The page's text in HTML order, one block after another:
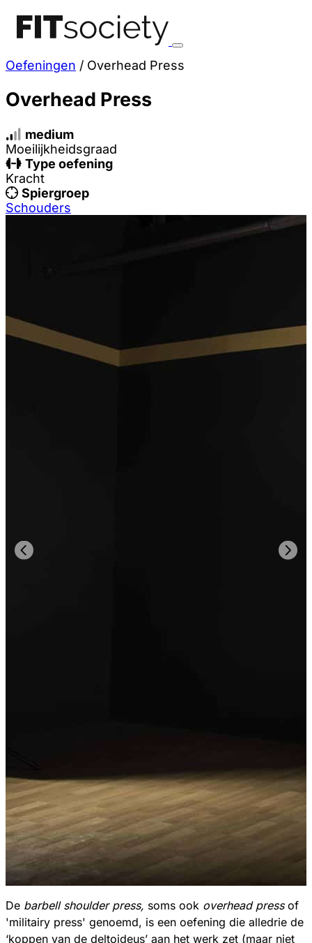
Oefeningen / Overhead Press
Overhead Press
medium
Moeilijkheidsgraad
Type oefening
Kracht
Spiergroep
Schouders
De barbell shoulder press, soms ook overhead pressof
'militairy press' genoemd, is een oefening die alledrie de
‘koppen van de deltoideus’ aan het werk zet (maar niet